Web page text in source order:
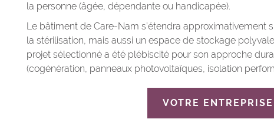
la personne (âgée, dépendante ou handicapée).
Le bâtiment de Care-Nam s’étendra approximativement
la stérilisation, mais aussi un espace de stockage
projet sélectionné a été plébiscité pour son approche
(cogénération, panneaux photovoltaïques, isolation
VOTRE